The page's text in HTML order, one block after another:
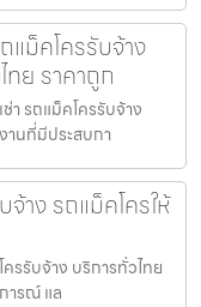
แม็คโครรับจ้าง
ทย ราคาถูก
า รถแม็คโครรับจ้าง
านที่มีประสบกา
จ้าง รถแม็คโครให้
ครรับจ้าง บริการทั่วไทย
ารณ์ แล